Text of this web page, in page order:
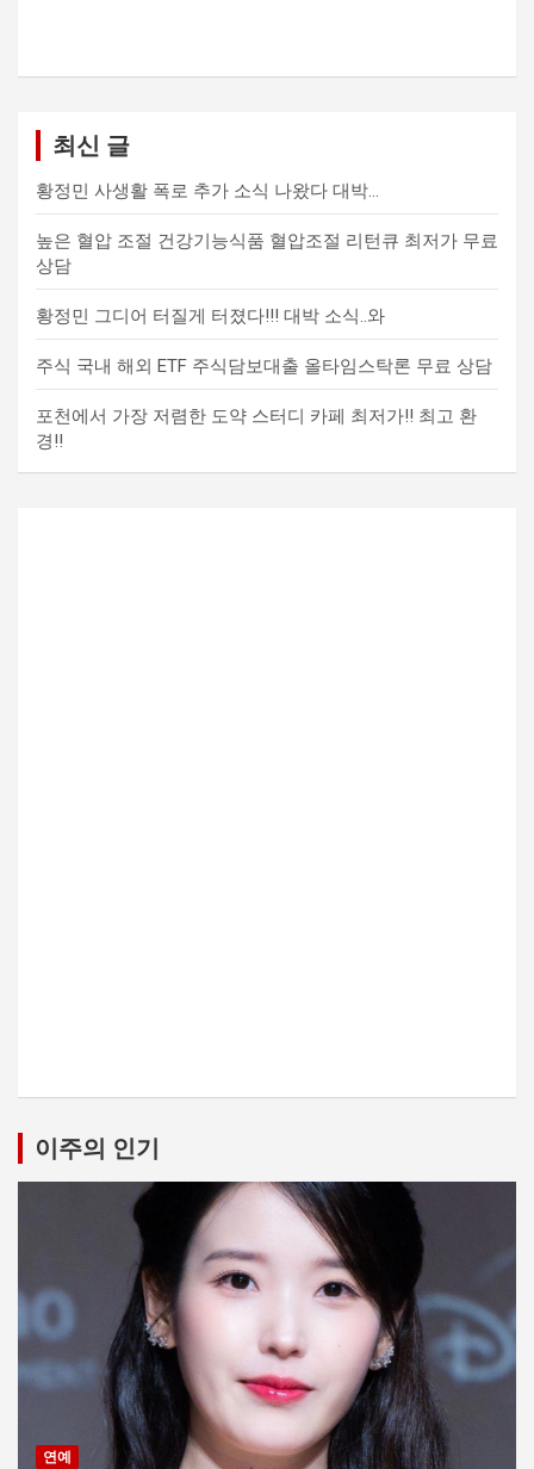
최신 글
황정민 사생활 폭로 추가 소식 나왔다 대박…
높은 혈압 조절 건강기능식품 혈압조절 리턴큐 최저가 무료
상담
황정민 그디어 터질게 터졌다!!! 대박 소식..와
주식 국내 해외 ETF 주식담보대출 올타임스탁론 무료 상담
포천에서 가장 저렴한 도약 스터디 카페 최저가!! 최고 환
경!!
이주의 인기
연예